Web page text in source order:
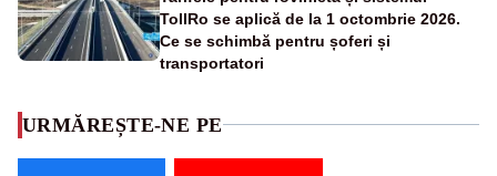
TollRo se aplică de la 1 octombrie 2026.
Ce se schimbă pentru șoferi și
transportatori
URMĂREȘTE-NE PE